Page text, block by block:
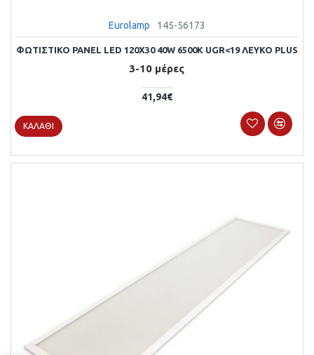
Eurolamp 145-56173
ΦΩΤΙΣΤΙΚΟ PANEL LED 120X30 40W 6500Κ UGR<19 ΛΕΥΚΟ PLUS
3-10 μέρες
41,94€
ΚΑΛΆΘΙ